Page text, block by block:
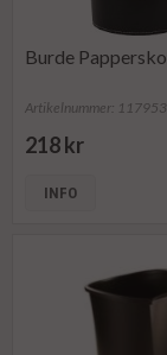
Burde
Artikelnummer: 117953
218 kr
INFO